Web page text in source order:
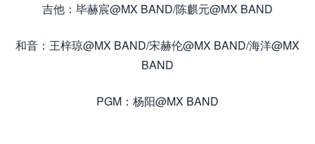
吉他：毕赫宸@MX BAND/陈麒元@MX BAND
和音：王梓琼@MX BAND/宋赫伦@MX BAND/海洋@MX
BAND
PGM：杨阳@MX BAND